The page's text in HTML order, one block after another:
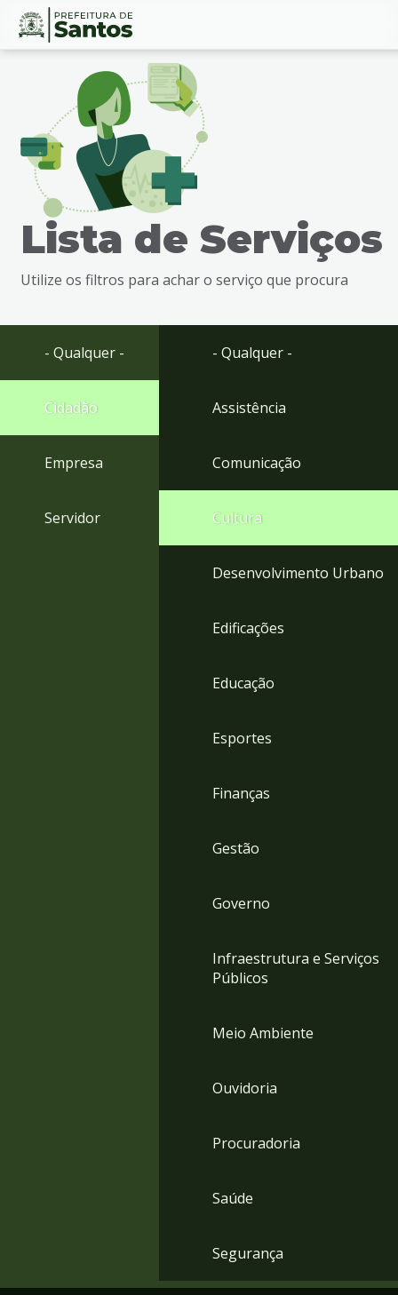
Ir
busca
Ir
rodapé
Conteúdo
Lista de Serviços
Utilize os filtros para achar o serviço que procura
- Qualquer -
Cidadão
Empresa
Servidor
- Qualquer -
Assistência
Comunicação
Cultura
Desenvolvimento Urbano
Edificações
Educação
Esportes
Finanças
Gestão
Governo
Infraestrutura e Serviços
Públicos
Meio Ambiente
Ouvidoria
Procuradoria
Saúde
Segurança